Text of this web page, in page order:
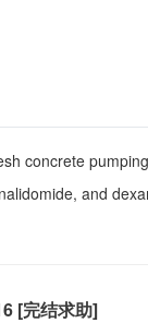
concrete
dexamethasone versus
[完结求助]